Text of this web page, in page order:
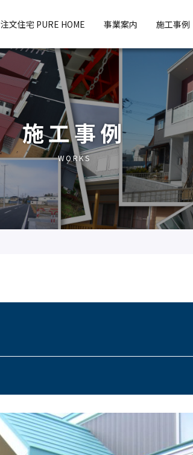
注文住宅 PURE HOME 事業案内 施工事例
施工事例
WORKS